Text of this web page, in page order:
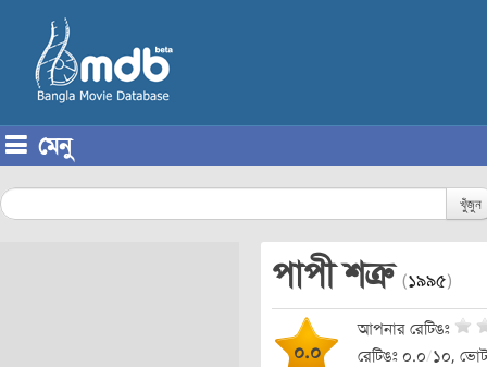
মেনু
খুঁজুন
পাপী শত্রু (১৯৯৫)
০.০
আপনার রেটিঙঃ
রেটিঙঃ ০.০/১০,